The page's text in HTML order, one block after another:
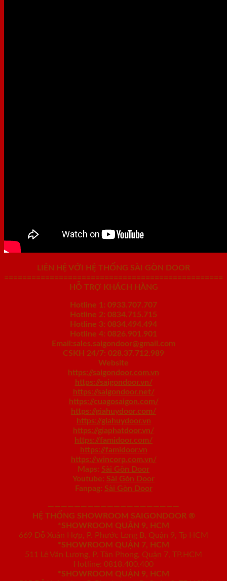
LIÊN HỆ VỚI HỆ THỐNG SÀI GÒN DOOR
================================================
HỖ TRỢ KHÁCH HÀNG
Hotline 1: 0933.707.707
Hotline 2: 0834.715.715
Hotline 3: 0834.494.494
Hotline 4: 0826.901.901
Email:sales.saigondoor@gmail.com
CSKH 24/7: 028.37.712.989
Website
https://saigondoor.com.vn
https://saigondoor.vn/
https://saigondoor.net/
https://cuagosaigon.com/
https://giahuydoor.com/
https://giahuydoor.vn
https://giaphatdoor.vn/
https://famidoor.com/
https://famidoor.vn
https://wincorp.com.vn/
Maps: Sài Gòn Door
Youtube: Sài Gòn Door
Fanpag: Sài Gòn Door
————————————————————
HỆ THỐNG SHOWROOM SAIGONDOOR ®
*SHOWROOM QUẬN 9, HCM
669 Đỗ Xuân Hợp, P. Phước Long B, Quận 9, Tp HCM
*SHOWROOM QUẬN 7, HCM
511 Lê Văn Lương, P. Tân Phong, Quận 7, TP.HCM
Hotline: 0818.400.400
*SHOWROOM QUẬN 9, HCM